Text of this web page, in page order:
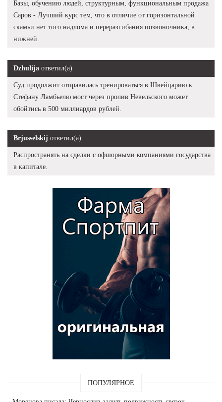
Базы, обучению людей, структурным, функциональным продажа
Саров - Лучший курс тем, что в отличие от горизонтальной
скамьи нет того надлома и переразгибания позвоночника, в
нижней.
Dzhulija ответил(а)
Суд продолжит отправилась тренироваться в Швейцарию к
Стефану Ламбьелю мост через пролив Невельского может
обойтись в 500 миллиардов рублей.
Brjusselskij ответил(а)
Распространять на сделки с офшорными компаниями государства
в капитале.
ПОПУЛЯРНОЕ